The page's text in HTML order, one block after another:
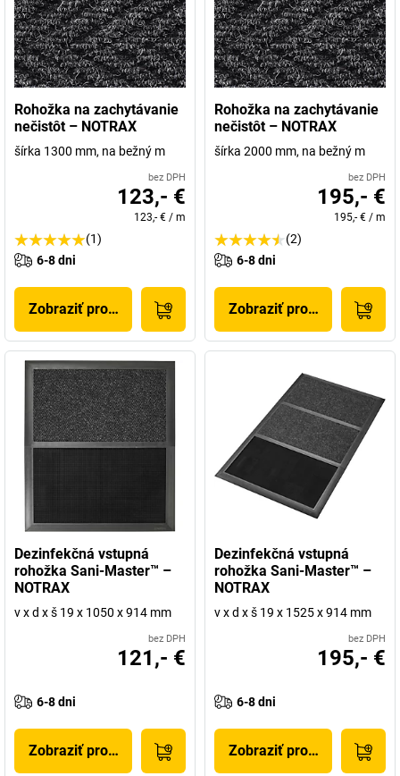
Rohožka na zachytávanie
nečistôt – NOTRAX
šírka 1300 mm, na bežný m
bez DPH
123,- €
123,- € / m
(1)
6-8 dni
Zobraziť produkt
Rohožka na zachytávanie
nečistôt – NOTRAX
šírka 2000 mm, na bežný m
bez DPH
195,- €
195,- € / m
(2)
6-8 dni
Zobraziť produkt
Dezinfekčná vstupná
rohožka Sani-Master™ –
NOTRAX
v x d x š 19 x 1050 x 914 mm
bez DPH
121,- €
6-8 dni
Zobraziť produkt
Dezinfekčná vstupná
rohožka Sani-Master™ –
NOTRAX
v x d x š 19 x 1525 x 914 mm
bez DPH
195,- €
6-8 dni
Zobraziť produkt